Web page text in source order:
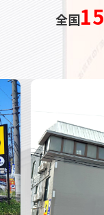
全国15